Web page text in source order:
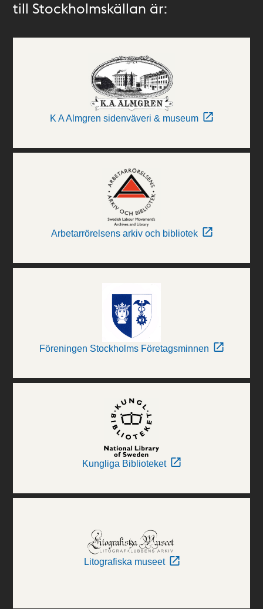
till Stockholmskällan är:
K A Almgren sidenväveri & museum
Arbetarrörelsens arkiv och bibliotek
Föreningen Stockholms Företagsminnen
Kungliga Biblioteket
Litografiska museet